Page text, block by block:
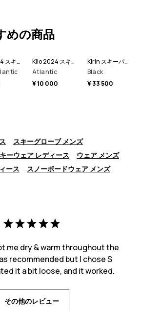
めの商品
Kilo 2024 スキーグローブ
Kilo 2024 スキーグローブ
Atlantic
¥ 10 000
Kirin スキーパンツ メンズ
Black
¥ 33 500
スキーグローブ メンズ
ーウェア レディース
ウェア メンズ
ース
スノーボードウェア メンズ
me dry & warm throughout the
recommended but I chose S
it a bit loose, and it worked.
その他のレビュー